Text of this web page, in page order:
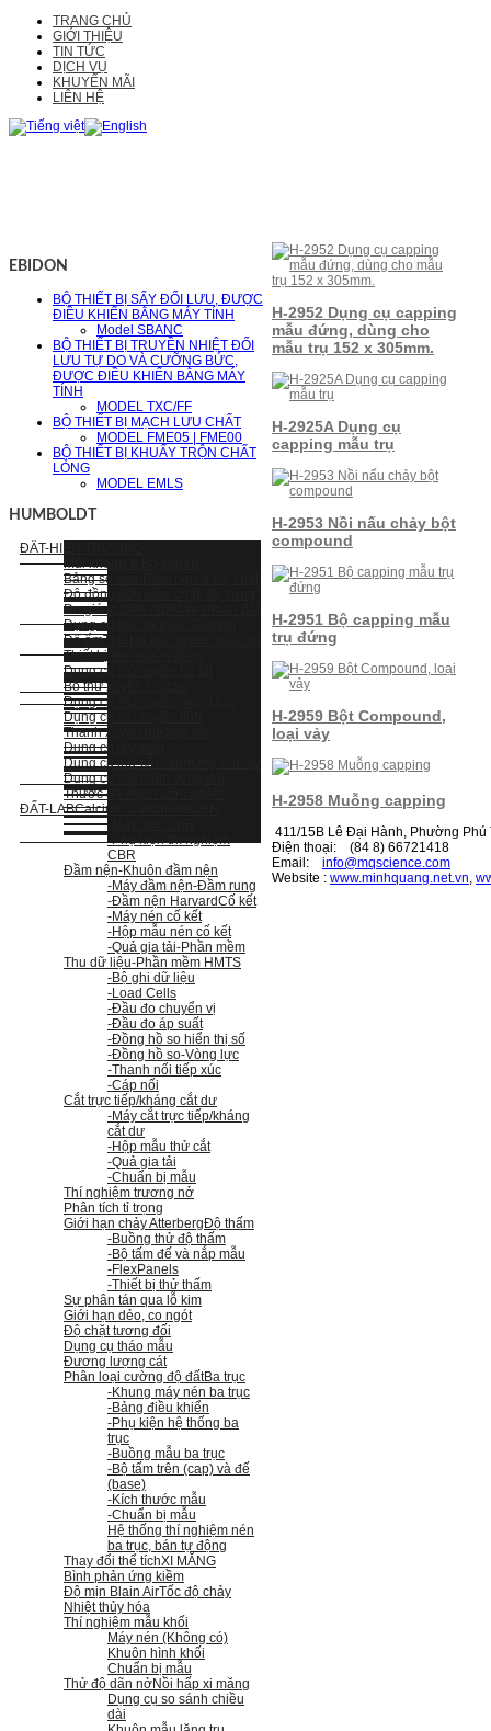
TRANG CHỦ
GIỚI THIỆU
TIN TỨC
DỊCH VỤ
KHUYẾN MÃI
LIÊN HỆ
EBIDON
BỘ THIẾT BỊ SẤY ĐỐI LƯU, ĐƯỢC
ĐIỀU KHIỂN BẰNG MÁY TÍNH
Model SBANC
BỘ THIẾT BỊ TRUYỀN NHIỆT ĐỐI
LƯU TỰ DO VÀ CƯỠNG BỨC,
ĐƯỢC ĐIỀU KHIỂN BẰNG MÁY
TÍNH
MODEL TXC/FF
BỘ THIẾT BỊ MẠCH LƯU CHẤT
MODEL FME05 | FME00
BỘ THIẾT BỊ KHUẤY TRỘN CHẤT
LỎNG
MODEL EMLS
HUMBOLDT
ĐẤT-HIỆN TRƯỜNG
Mũi khoan & Bộ khoan
Bảng so màu
Độ đồng đều đầm chặt, độ cứng
Đo giá trị điện môi
Dụng cụ thử độ thấm Guelph
Độ ẩmThiết bị thử xuyên, búa đôi
Thiết bị thử xuyên động
Dụng cụ thử xuyên bỏ túi
Bộ thử xuyên Proctor
Dụng cụ thử xuyên, vòng lực
Dụng cụ thử xuyên tĩnh
Thanh xuyên dò
Dụng cụ lấy mẫu
Dụng cụ thử cắt cánh
Dụng cụ thử thấm vòng đôi
Thước đo mực nước ngầm
ĐẤT-LABCalcium Carbonate
-Phụ kiện thí nghiệm
CBR
Đầm nện-Khuôn đầm nện
-Máy đầm nện-Đầm rung
-Đầm nện HarvardCố kết
-Máy nén cố kết
-Hộp mẫu nén cố kết
-Quả gia tải-Phần mềm
Thu dữ liệu-Phần mềm HMTS
-Bộ ghi dữ liệu
-Load Cells
-Đầu đo chuyển vị
-Đầu đo áp suất
-Đồng hồ so hiển thị số
-Đồng hồ so-Vòng lực
-Thanh nối tiếp xúc
-Cáp nối
Cắt trực tiếp/kháng cắt dư
-Máy cắt trực tiếp/kháng
cắt dư
-Hộp mẫu thử cắt
-Quả gia tải
-Chuẩn bị mẫu
Thí nghiệm trương nở
Phân tích tỉ trọng
Giới hạn chảy AtterbergĐộ thấm
-Buồng thử độ thấm
-Bộ tấm đế và nắp mẫu
-FlexPanels
-Thiết bị thử thấm
Sự phân tán qua lỗ kim
Giới hạn dẻo, co ngót
Độ chặt tương đối
Dụng cụ tháo mẫu
Đương lượng cát
Phân loại cường độ đấtBa trục
-Khung máy nén ba trục
-Bảng điều khiển
-Phụ kiện hệ thống ba
trục
-Buồng mẫu ba trục
-Bộ tấm trên (cap) và đế
(base)
-Kích thước mẫu
-Chuẩn bị mẫu
Hệ thống thí nghiệm nén
ba trục, bán tự động
Thay đổi thể tíchXI MĂNG
Bình phản ứng kiềm
Độ mịn Blain AirTốc độ chảy
Nhiệt thủy hóa
Thí nghiệm mẫu khối
Máy nén (Không có)
Khuôn hình khối
Chuẩn bị mẫu
Thử độ dãn nởNồi hấp xi măng
Dụng cụ so sánh chiều
dài
H-2952 Dụng cụ capping
mẫu đứng, dùng cho
mẫu trụ 152 x 305mm.
H-2925A Dụng cụ
capping mẫu trụ
H-2953 Nồi nấu chảy bột
compound
H-2951 Bộ capping mẫu
trụ đứng
H-2959 Bột Compound,
loại vảy
H-2958 Muỗng capping
411/15B Lê Đại Hành, Phường Phú
Điện thoại: (84 8) 66721418
Email: info@mqscience.com
Website : www.minhquang.net.vn